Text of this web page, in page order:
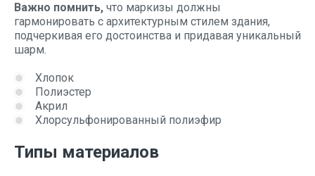
Важно помнить, что маркизы должны
гармонировать с архитектурным стилем здания,
подчеркивая его достоинства и придавая уникальный
шарм.
Хлопок
Полиэстер
Акрил
Хлорсульфонированный полиэфир
Типы материалов